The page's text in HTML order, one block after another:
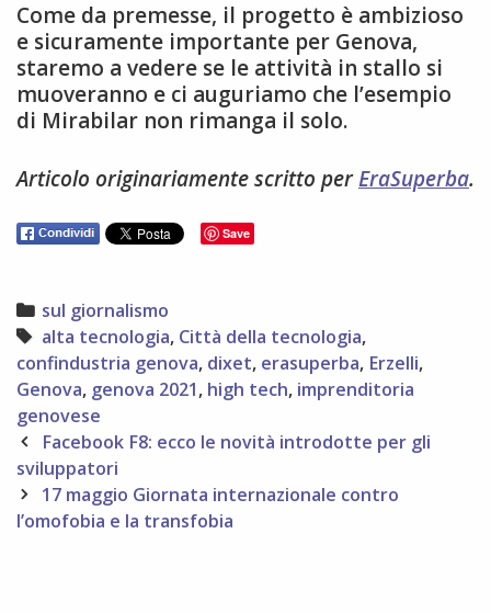
Come da premesse, il progetto è ambizioso
e sicuramente importante per Genova,
staremo a vedere se le attività in stallo si
muoveranno e ci auguriamo che l’esempio
di Mirabilar non rimanga il solo.
Articolo originariamente scritto perEraSuperba.
Save
Categories
sul giornalismo
Tags
alta tecnologia, Città della tecnologia,
confindustria genova, dixet, erasuperba, Erzelli,
Genova, genova 2021, high tech, imprenditoria
genovese
Post
navigation
Facebook F8: ecco le novità introdotte per gli
sviluppatori
17 maggio Giornata internazionale contro
l’omofobia e la transfobia